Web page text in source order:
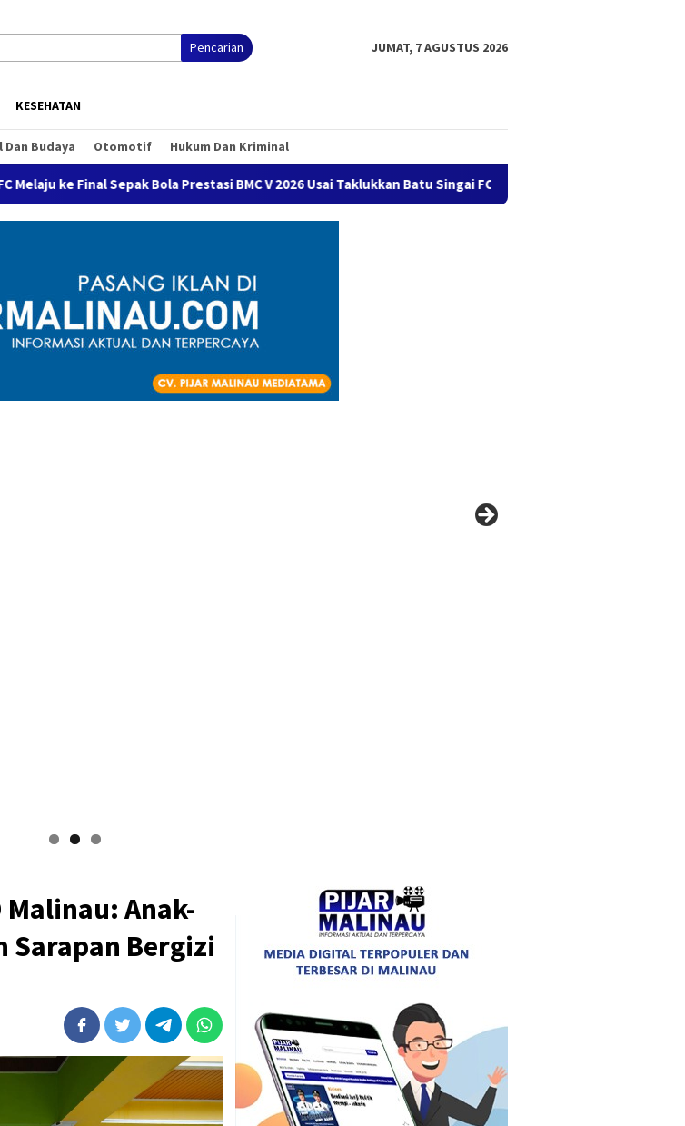
Pencarian JUMAT, 7 AGUSTUS 2026
KESEHATAN
Dan Budaya Otomotif Hukum Dan Kriminal
Sepak Bola Prestasi BMC V 2026 Usai Taklukkan Batu Singai FC 2-1 Mengenal Strawberry Generation,
Malinau: Anak-
Sarapan Bergizi